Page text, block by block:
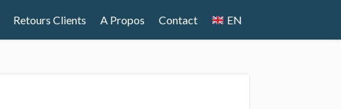
Retours Clients A Propos Contact EN